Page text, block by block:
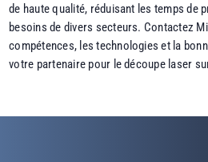
de haute qualité, réduisant les temps de
besoins de divers secteurs. Contactez
compétences, les technologies et la
votre partenaire pour le découpe laser